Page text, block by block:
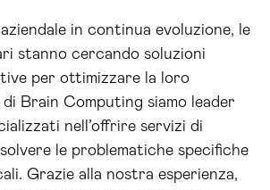
in continua evoluzione, le
stanno cercando soluzioni
per ottimizzare la loro
Brain Computing siamo leader
nell’offrire servizi di
le problematiche specifiche
Grazie alla nostra esperienza,